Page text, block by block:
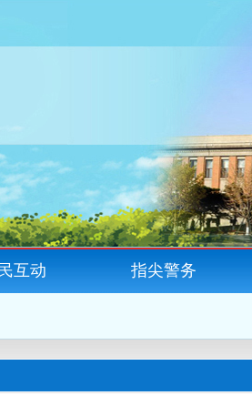
互动 指尖警务